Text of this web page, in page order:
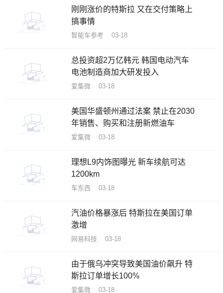
刚刚涨价的特斯拉 又在交付策略上
搞事情
智能车参考 03-18
总投资超2万亿韩元 韩国电动汽车
电池制造商加大研发投入
爱集微 03-18
美国华盛顿州通过法案 禁止在2030
年销售、购买和注册新燃油车
爱集微 03-18
理想L9内饰图曝光 新车续航可达
1200km
车东西 03-18
汽油价格暴涨后 特斯拉在美国订单
激增
网易科技 03-18
由于俄乌冲突导致美国油价飙升 特
斯拉订单增长100%
爱集微 03-18